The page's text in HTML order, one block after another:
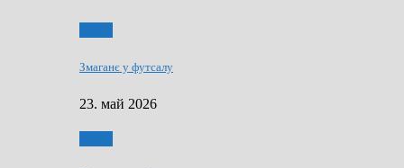
Змаганє у футсалу
23. май 2026